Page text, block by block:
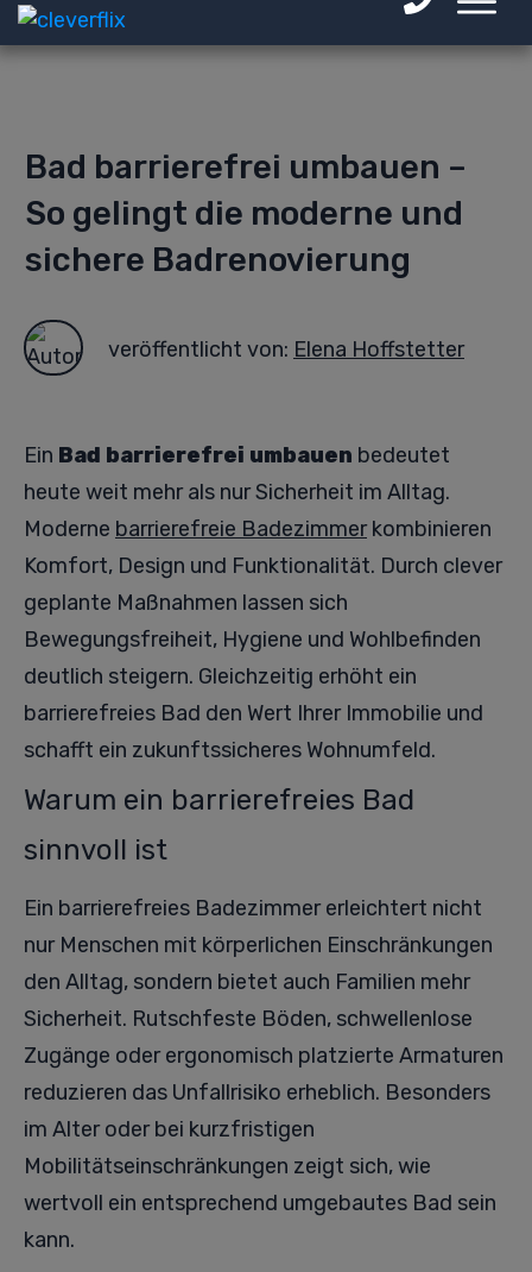
Bad barrierefrei umbauen –
So gelingt die moderne und
sichere Badrenovierung
veröffentlicht von: Elena Hoffstetter
Ein Bad barrierefrei umbauen bedeutet
heute weit mehr als nur Sicherheit im Alltag.
Moderne barrierefreie Badezimmerkombinieren
Komfort, Design und Funktionalität. Durch clever
geplante Maßnahmen lassen sich
Bewegungsfreiheit, Hygiene und Wohlbefinden
deutlich steigern. Gleichzeitig erhöht ein
barrierefreies Bad den Wert Ihrer Immobilie und
schafft ein zukunftssicheres Wohnumfeld.
Warum ein barrierefreies Bad
sinnvoll ist
Ein barrierefreies Badezimmer erleichtert nicht
nur Menschen mit körperlichen Einschränkungen
den Alltag, sondern bietet auch Familien mehr
Sicherheit. Rutschfeste Böden, schwellenlose
Zugänge oder ergonomisch platzierte Armaturen
reduzieren das Unfallrisiko erheblich. Besonders
im Alter oder bei kurzfristigen
Mobilitätseinschränkungen zeigt sich, wie
wertvoll ein entsprechend umgebautes Bad sein
kann.